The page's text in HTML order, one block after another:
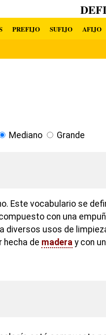
PREFIJO SUFIJO AFIJO
Mediano Grande
Este vocabulario se
con una
diversos usos de
hecha de madera y con